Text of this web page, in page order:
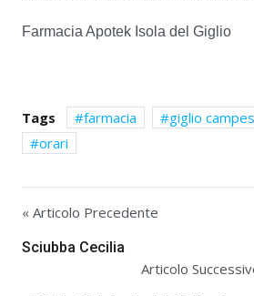
Farmacia Apotek Isola del Giglio
Tags farmacia giglio
orari
« Articolo Precedente
Sciubba Cecilia
Articolo